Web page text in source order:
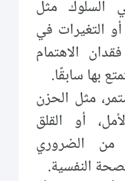
السلوك مثل
التغيرات في
الاهتمام
بها سابقًا.
مثل الحزن
أو القلق
من الضروري
النفسية.